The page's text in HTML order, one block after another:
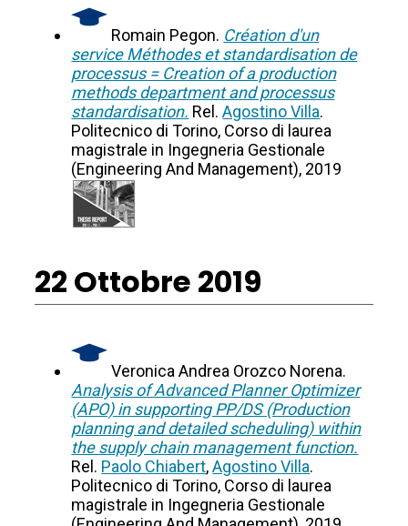
Romain Pegon. Création d'un
service Méthodes et standardisation de
processus = Creation of a production
methods department and processus
standardisation. Rel.Agostino Villa.
Politecnico di Torino, Corso di laurea
magistrale in Ingegneria Gestionale
(Engineering And Management), 2019
22 Ottobre 2019
Veronica Andrea Orozco Norena.
Analysis of Advanced Planner Optimizer
(APO) in supporting PP/DS (Production
planning and detailed scheduling) within
the supply chain management function.
Rel. Paolo Chiabert,Agostino Villa.
Politecnico di Torino, Corso di laurea
magistrale in Ingegneria Gestionale